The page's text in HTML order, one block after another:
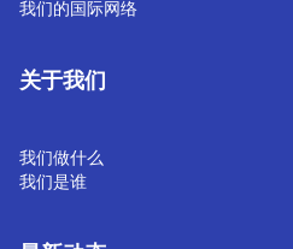
我们的国际网络
关于我们
我们做什么
我们是谁